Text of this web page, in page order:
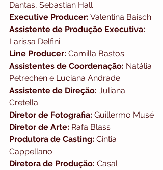
Dantas, Sebastian Hall
Executive Producer: Valentina Baisch
Assistente de Produção Executiva:
Larissa Delfini
Line Producer: Camilla Bastos
Assistentes de Coordenação: Natália
Petrechen e Luciana Andrade
Assistente de Direção: Juliana
Cretella
Diretor de Fotografia: Guillermo Musé
Diretor de Arte: Rafa Blass
Produtora de Casting: Cintia
Cappellano
Diretora de Produção: Casal